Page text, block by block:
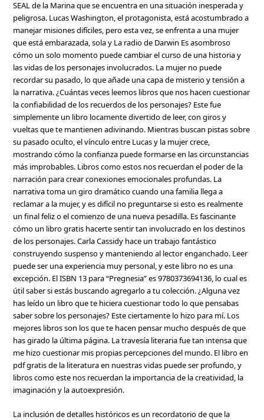
SEAL de la Marina que se encuentra en una situación inesperada y
peligrosa. Lucas Washington, el protagonista, está acostumbrado a
manejar misiones difíciles, pero esta vez, se enfrenta a una mujer
que está embarazada, sola y La radio de Darwin Es asombroso
cómo un solo momento puede cambiar el curso de una historia y
las vidas de los personajes involucrados. La mujer no puede
recordar su pasado, lo que añade una capa de misterio y tensión a
la narrativa. ¿Cuántas veces leemos libros que nos hacen cuestionar
la confiabilidad de los recuerdos de los personajes? Este fue
simplemente un libro locamente divertido de leer, con giros y
vueltas que te mantienen adivinando. Mientras buscan pistas sobre
su pasado oculto, el vínculo entre Lucas y la mujer crece,
mostrando cómo la confianza puede formarse en las circunstancias
más improbables. Libros como estos nos recuerdan el poder de la
narración para crear conexiones emocionales profundas. La
narrativa toma un giro dramático cuando una familia llega a
reclamar a la mujer, y es difícil no preguntarse si esto es realmente
un final feliz o el comienzo de una nueva pesadilla. Es fascinante
cómo un libro gratis hacerte sentir tan involucrado en los destinos
de los personajes. Carla Cassidy hace un trabajo fantástico
construyendo suspenso y manteniendo al lector enganchado. Leer
puede ser una experiencia muy personal, y este libro no es una
excepción. El ISBN 13 para “Pregnesia” es 9780373694136, lo cual es
útil saber si estás buscando agregarlo a tu colección. ¿Alguna vez
has leído un libro que te hiciera cuestionar todo lo que pensabas
saber sobre los personajes? Este ciertamente lo hizo para mí. Los
mejores libros son los que te hacen pensar mucho después de que
has girado la última página. La travesía literaria fue tan intensa que
me hizo cuestionar mis propias percepciones del mundo. El libro en
pdf gratis de la literatura en nuestras vidas puede ser profundo, y
libros como este nos recuerdan la importancia de la creatividad, la
imaginación y la autoexpresión.
La inclusión de detalles históricos es un recordatorio de que la